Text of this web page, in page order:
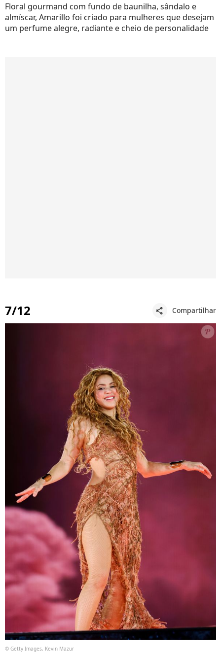
Floral gourmand com fundo de baunilha, sândalo e
almíscar, Amarillo foi criado para mulheres que desejam
um perfume alegre, radiante e cheio de personalidade
7/12 share Compartilhar
© Getty Images, Kevin Mazur